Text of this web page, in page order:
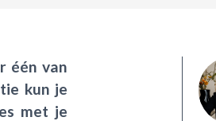
één van
kun je
met je